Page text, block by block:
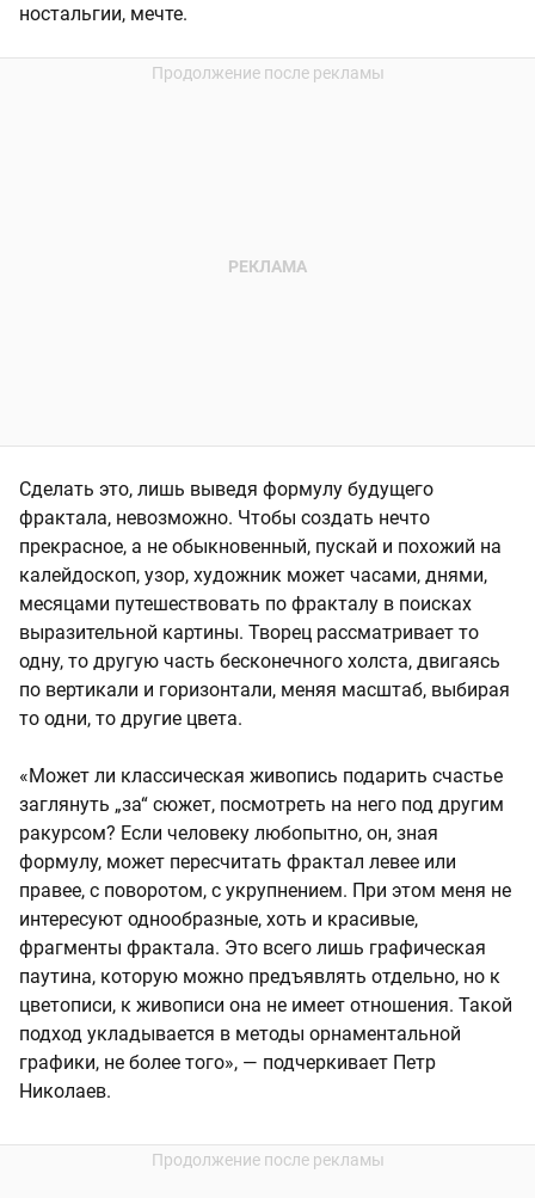
ностальгии, мечте.
Сделать это, лишь выведя формулу будущего
фрактала, невозможно. Чтобы создать нечто
прекрасное, а не обыкновенный, пускай и похожий на
калейдоскоп, узор, художник может часами, днями,
месяцами путешествовать по фракталу в поисках
выразительной картины. Творец рассматривает то
одну, то другую часть бесконечного холста, двигаясь
по вертикали и горизонтали, меняя масштаб, выбирая
то одни, то другие цвета.
«Может ли классическая живопись подарить счастье
заглянуть „за“ сюжет, посмотреть на него под другим
ракурсом? Если человеку любопытно, он, зная
формулу, может пересчитать фрактал левее или
правее, с поворотом, с укрупнением. При этом меня не
интересуют однообразные, хоть и красивые,
фрагменты фрактала. Это всего лишь графическая
паутина, которую можно предъявлять отдельно, но к
цветописи, к живописи она не имеет отношения. Такой
подход укладывается в методы орнаментальной
графики, не более того», — подчеркивает Петр
Николаев.